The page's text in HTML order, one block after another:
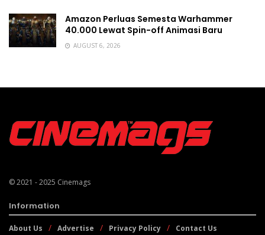
Amazon Perluas Semesta Warhammer
40.000 Lewat Spin-off Animasi Baru
AUGUST 6, 2026
© 2021 - 2025 Cinemags
Information
About Us Advertise Privacy Policy Contact Us